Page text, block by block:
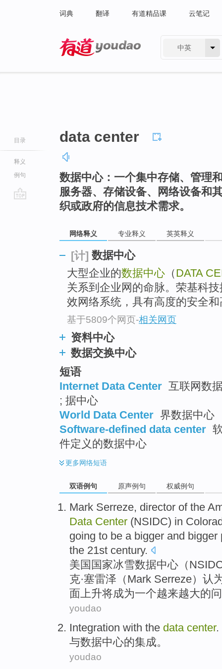
词典 翻译 有道精品课 云笔记
中英
目录
释义
例句
data center
数据中心：一个集中存储、管理
服务器、存储设备、网络设备和
织或政府的信息技术需求。
网络释义 专业释义 英英释义
[计] 数据中心
大型企业的数据中心 （DATA
关系到企业网的命脉。荣基科
效网络系统，具有高度的安全
基于5809个网页-相关网页
资料中心
数据交换中心
短语
Internet Data Center 互联网数
; 据中心
World Data Center 界数据中心
Software-defined data center
件定义的数据中心
更多网络短语
双语例句 原声例句 权威例句
Mark Serreze, director of the
Data Center (NSIDC) in
going to be a bigger and
the 21st century.
美国国家冰雪数据中心（
克·塞雷泽（Mark Serreze）认
面上升将成为一个越来越大的
youdao
Integration with the data center.
与数据中心的集成。
youdao